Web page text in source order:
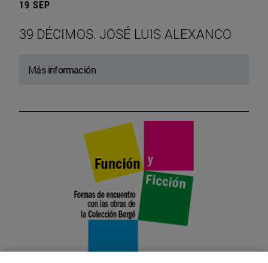
19 SEP
39 DÉCIMOS. JOSÉ LUIS ALEXANCO
Más información